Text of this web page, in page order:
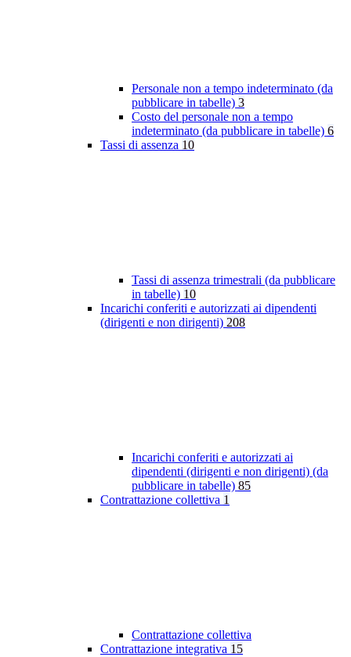
Personale non a tempo indeterminato (da
pubblicare in tabelle) 3
Costo del personale non a tempo
indeterminato (da pubblicare in tabelle) 6
Tassi di assenza 10
Tassi di assenza trimestrali (da pubblicare
in tabelle) 10
Incarichi conferiti e autorizzati ai dipendenti
(dirigenti e non dirigenti) 208
Incarichi conferiti e autorizzati ai
dipendenti (dirigenti e non dirigenti) (da
pubblicare in tabelle) 85
Contrattazione collettiva 1
Contrattazione collettiva
Contrattazione integrativa 15